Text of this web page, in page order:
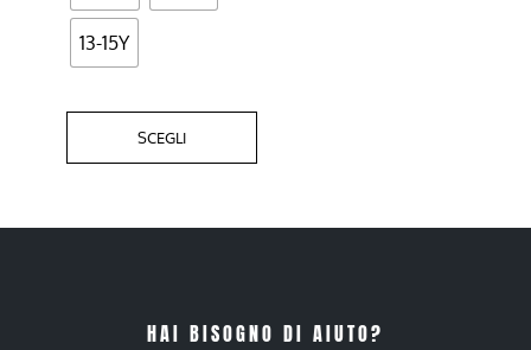
13-15Y
SCEGLI
HAI BISOGNO DI AIUTO?